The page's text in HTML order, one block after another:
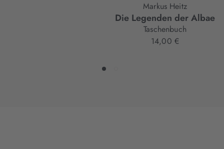
Markus Heitz
Die Legenden der Albae
Taschenbuch
14,00 €